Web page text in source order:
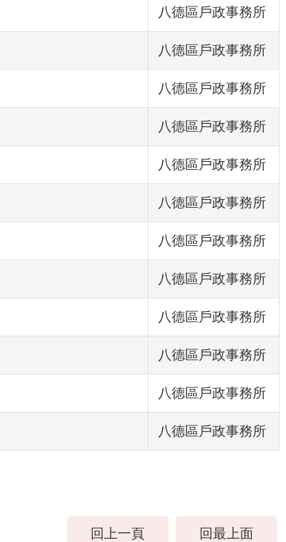
八德區戶政事務所
八德區戶政事務所
八德區戶政事務所
八德區戶政事務所
八德區戶政事務所
八德區戶政事務所
八德區戶政事務所
八德區戶政事務所
八德區戶政事務所
八德區戶政事務所
八德區戶政事務所
八德區戶政事務所
回上一頁 回最上面